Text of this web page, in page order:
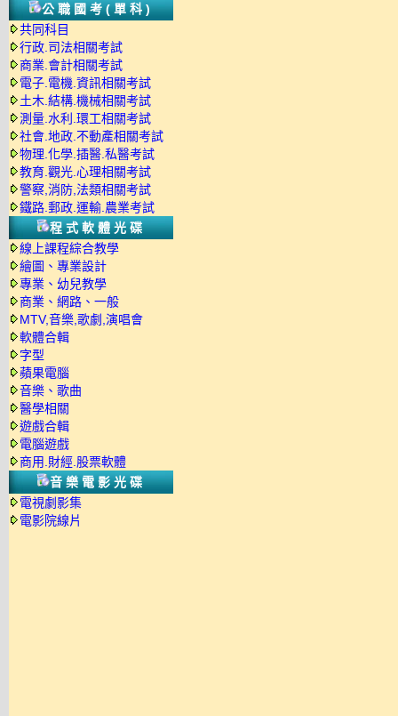
公職國考(單科)
共同科目
行政.司法相關考試
商業.會計相關考試
電子.電機.資訊相關考試
土木.結構.機械相關考試
測量.水利.環工相關考試
社會.地政.不動產相關考試
物理.化學.插醫.私醫考試
教育.觀光.心理相關考試
警察,消防,法類相關考試
鐵路.郵政.運輸.農業考試
程式軟體光碟
線上課程綜合教學
繪圖、專業設計
專業、幼兒教學
商業、網路、一般
MTV,音樂,歌劇,演唱會
軟體合輯
字型
蘋果電腦
音樂、歌曲
醫學相關
遊戲合輯
電腦遊戲
商用.財經.股票軟體
音樂電影光碟
電視劇影集
電影院線片